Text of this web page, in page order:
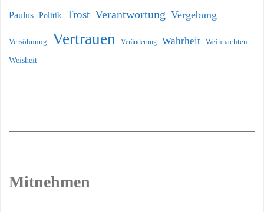
Paulus Politik Trost Verantwortung Vergebung
Versöhnung Vertrauen Veränderung Wahrheit Weihnachten
Weisheit
Mitnehmen